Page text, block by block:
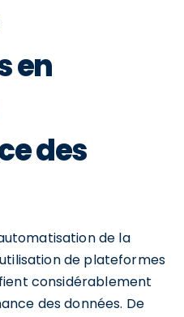
en
des
de la
de plateformes
considérablement
des données. De